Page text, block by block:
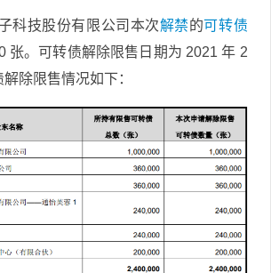
科技股份有限公司本次解禁的可转债
张。可转债解除限售日期为 2021 年 2
除限售情况如下：